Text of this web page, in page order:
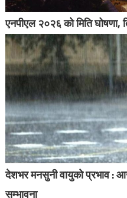
एनपीएल २०२६ को मिति घोषणा,
देशभर मनसुनी वायुको प्रभाव :
सम्भावना